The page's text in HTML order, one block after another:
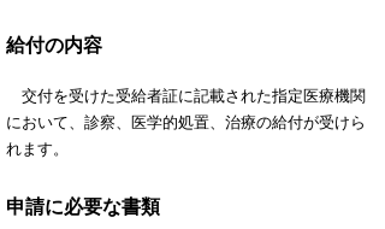
給付の内容
交付を受けた受給者証に記載された指定医療機関
において、診察、医学的処置、治療の給付が受けら
れます。
申請に必要な書類